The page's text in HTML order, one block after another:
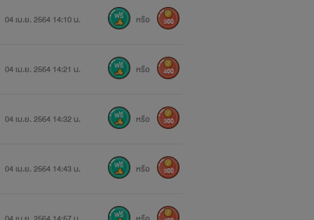
04 เม.ย. 2564 14:10 น. หรือ 300
04 เม.ย. 2564 14:21 น. หรือ 400
04 เม.ย. 2564 14:32 น. หรือ 300
04 เม.ย. 2564 14:43 น. หรือ 300